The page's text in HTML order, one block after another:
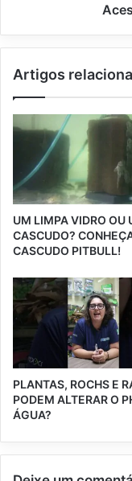
Artigos
UM LIMPA VIDRO OU
CASCUDO?
CASCUDO PITBULL!
PLANTAS, ROCHS E
PODEM ALTERAR O
ÁGUA?